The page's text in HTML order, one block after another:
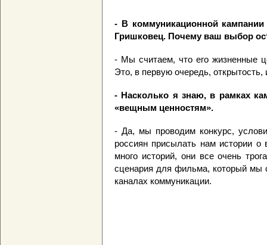
- В коммуникационной кампании
Гришковец. Почему ваш выбор
- Мы считаем, что его жизненные
Это, в первую очередь,
- Насколько я знаю, в рамках
«вещным ценностям».
- Да, мы проводим конкурс,
россиян присылать нам истории
много историй, они все очень
сценария для фильма, который мы
каналах коммуникации.